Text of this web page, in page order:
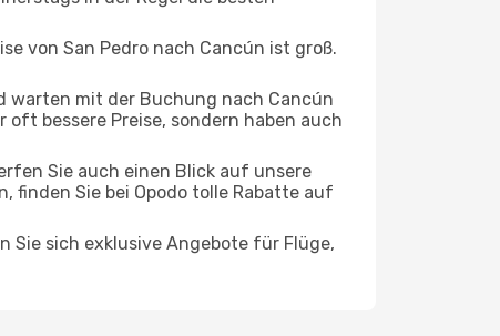
von San Pedro nach Cancún ist groß.
warten mit der Buchung nach Cancún
bessere Preise, sondern haben auch
Sie auch einen Blick auf unsere
finden Sie bei Opodo tolle Rabatte auf
Sie sich exklusive Angebote für Flüge,